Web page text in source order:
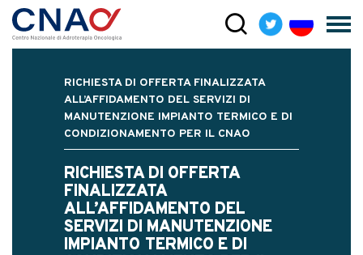
RICHIESTA DI OFFERTA FINALIZZATA
ALL’AFFIDAMENTO DEL SERVIZI DI
MANUTENZIONE IMPIANTO TERMICO E DI
CONDIZIONAMENTO PER IL CNAO
RICHIESTA DI OFFERTA
FINALIZZATA
ALL’AFFIDAMENTO DEL
SERVIZI DI MANUTENZIONE
IMPIANTO TERMICO E DI